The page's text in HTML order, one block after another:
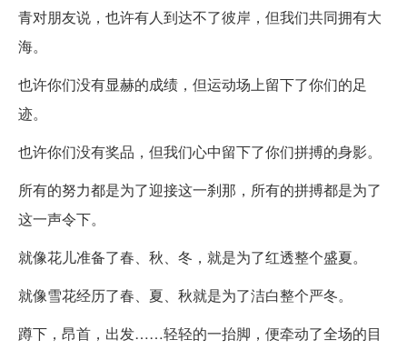
青对朋友说，也许有人到达不了彼岸，但我们共同拥有大
海。
也许你们没有显赫的成绩，但运动场上留下了你们的足
迹。
也许你们没有奖品，但我们心中留下了你们拼搏的身影。
所有的努力都是为了迎接这一刹那，所有的拼搏都是为了
这一声令下。
就像花儿准备了春、秋、冬，就是为了红透整个盛夏。
就像雪花经历了春、夏、秋就是为了洁白整个严冬。
蹲下，昂首，出发……轻轻的一抬脚，便牵动了全场的目